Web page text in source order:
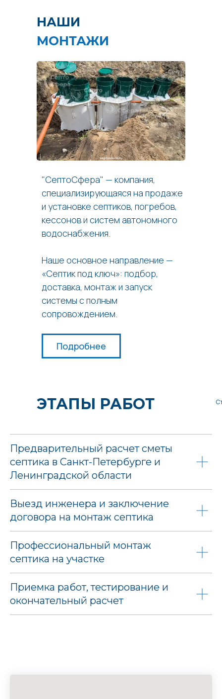
НАШИ
МОНТАЖИ
"СептоСфера" — компания,
специализирующаяся на продаже
и установке септиков, погребов,
кессонов и систем автономного
водоснабжения.
Наше основное направление —
«Септик под ключ»: подбор,
доставка, монтаж и запуск
системы с полным
сопровождением.
Подробнее
ЭТАПЫ РАБОТ
Предварительный расчет сметы
септика в Санкт-Петербурге и
Ленинградской области
Выезд инженера и заключение
договора на монтаж септика
Профессиональный монтаж
септика на участке
Приемка работ, тестирование и
окончательный расчет